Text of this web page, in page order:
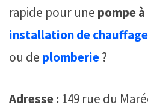
rapide pour une pompe
installation de chauffage
ou de plomberie?
Adresse : 149 rue du